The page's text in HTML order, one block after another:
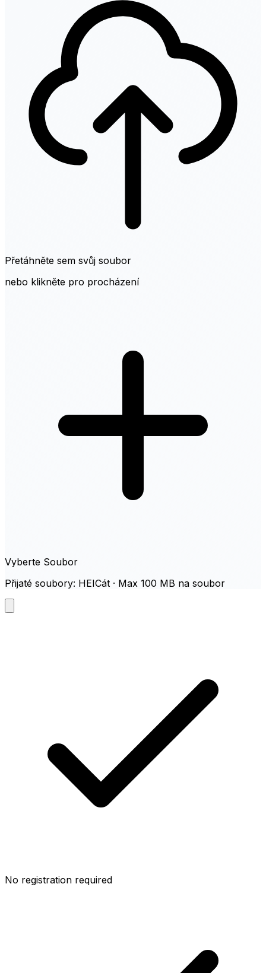
Přetáhněte sem svůj soubor
nebo klikněte pro procházení
Vyberte Soubor
Přijaté soubory: HEICát · Max 100 MB na soubor
No registration required